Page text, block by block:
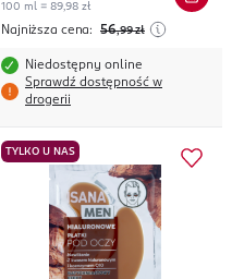
100 ml = 89,98 zł
Najniższa cena: 56,99 zł
Niedostępny online
Sprawdź dostępność w
drogerii
TYLKO U NAS